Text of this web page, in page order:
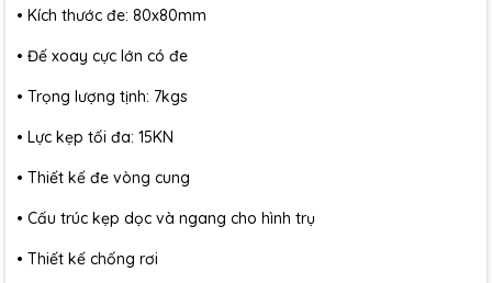
• Kích thước đe: 80x80mm
• Đế xoay cực lớn có đe
• Trọng lượng tịnh: 7kgs
• Lực kẹp tối đa: 15KN
• Thiết kế đe vòng cung
• Cấu trúc kẹp dọc và ngang cho hình trụ
• Thiết kế chống rơi